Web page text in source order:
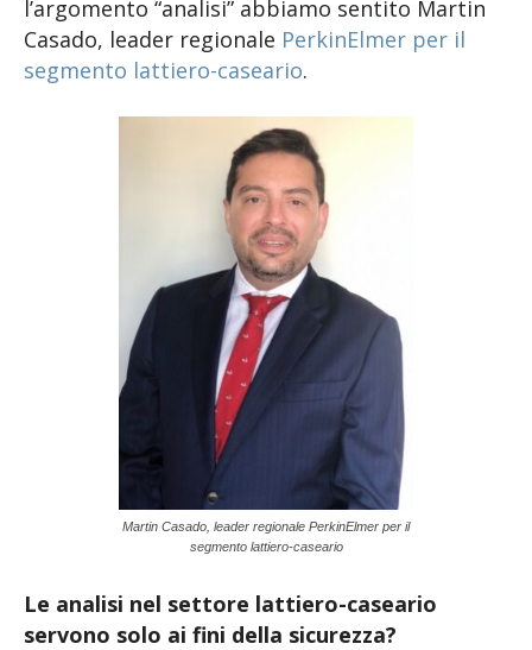
l’argomento “analisi” abbiamo sentito Martin
Casado, leader regionale PerkinElmer per il
segmento lattiero-caseario.
Martin Casado, leader regionale PerkinElmer per il
segmento lattiero-caseario
Le analisi nel settore lattiero-caseario
servono solo ai fini della sicurezza?